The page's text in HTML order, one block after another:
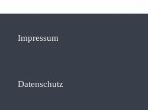
Impressum
Datenschutz